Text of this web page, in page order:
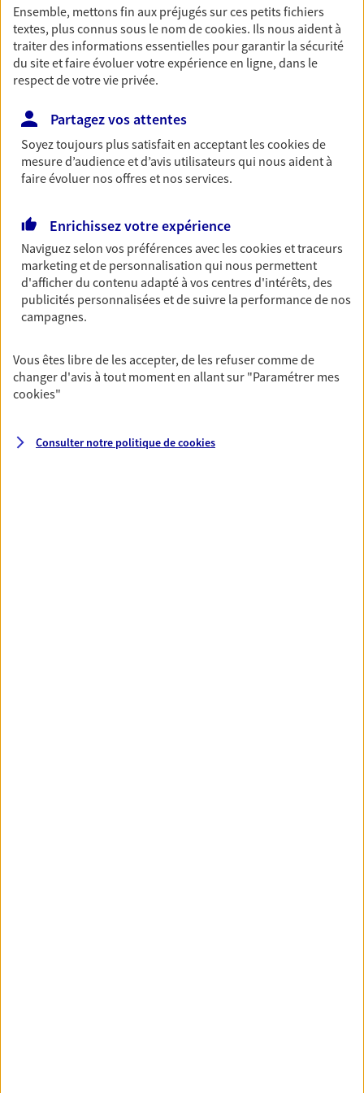
Découvrir les offres Épargne
Retraite
votre vie avec les conseils d'un expert. Découvrez
notre solution PER (Plan Epargne Retraite)
spécialement conçue pour la retraite.
Découvrir l'offre Retraite
Prévoyance
Pour un avenir serein, assurez-vous avec notre
contrat prévoyance. Préservez vos proches en cas
d'accident ou de maladie en optant pour les
garanties incapacité temporaire totale de travail,
invalidité ou de décès.
Découvrir l'offre Prévoyance
votre famille avec la complémentaire santé qui
Ensemble, mettons fin aux préjugés sur ces petits fichiers
textes, plus connus sous le nom decookies. Ils nous aident à
traiter des informations essentielles pour garantir la sécurité
du site et faire évoluer votre expérience en ligne, dans le
respect de votre vie privée.
Partagez vos attentes
Soyez toujours plus satisfait en acceptant lescookiesde
mesure d’audience et d’avis utilisateurs qui nous aident à
faire évoluer nos offres et nos services.
Enrichissez votre expérience
Naviguez selon vos préférences avec lescookies et traceurs
marketing et de personnalisation qui nous permettent
d'afficher du contenu adapté à vos centres d'intérêts, des
publicités personnalisées et de suivre la performance de nos
campagnes.
Vous êtes libre de les accepter, de les refuser comme de
changer d'avis à tout moment en allant sur "Paramétrer mes
cookies"
Consulter notre politique decookies